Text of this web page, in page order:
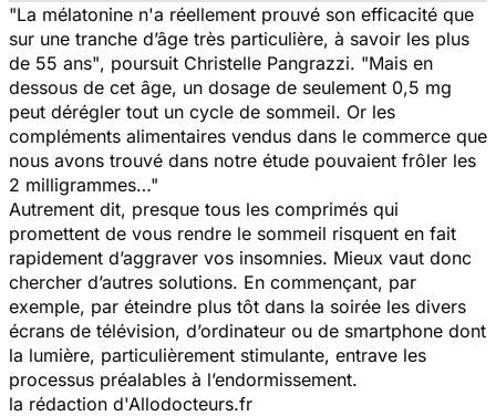
"La mélatonine n'a réellement prouvé son efficacité que
sur une tranche d’âge très particulière, à savoir les plus
de 55 ans", poursuit Christelle Pangrazzi. "Mais en
dessous de cet âge, un dosage de seulement 0,5 mg
peut dérégler tout un cycle de sommeil. Or les
compléments alimentaires vendus dans le commerce que
nous avons trouvé dans notre étude pouvaient frôler les
2 milligrammes…"
Autrement dit, presque tous les comprimés qui
promettent de vous rendre le sommeil risquent en fait
rapidement d’aggraver vos insomnies. Mieux vaut donc
chercher d’autres solutions. En commençant, par
exemple, par éteindre plus tôt dans la soirée les divers
écrans de télévision, d’ordinateur ou de smartphone dont
la lumière, particulièrement stimulante, entrave les
processus préalables à l’endormissement.
la rédaction d'Allodocteurs.fr